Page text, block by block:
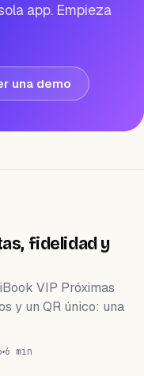
app. Empieza
una demo
fidelidad y
VIP Próximas
y un QR único: una
6 min